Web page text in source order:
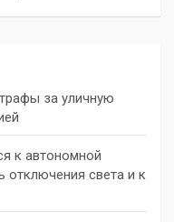
за уличную
к автономной
отключения света и к